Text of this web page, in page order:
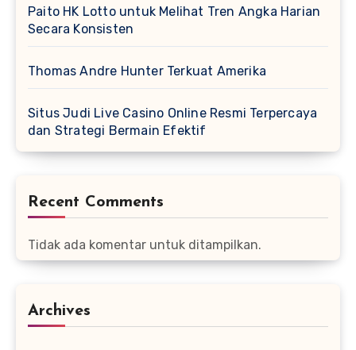
Paito HK Lotto untuk Melihat Tren Angka Harian
Secara Konsisten
Thomas Andre Hunter Terkuat Amerika
Situs Judi Live Casino Online Resmi Terpercaya
dan Strategi Bermain Efektif
Recent Comments
Tidak ada komentar untuk ditampilkan.
Archives